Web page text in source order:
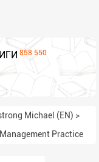
858 550
Michael (EN) >
Practice